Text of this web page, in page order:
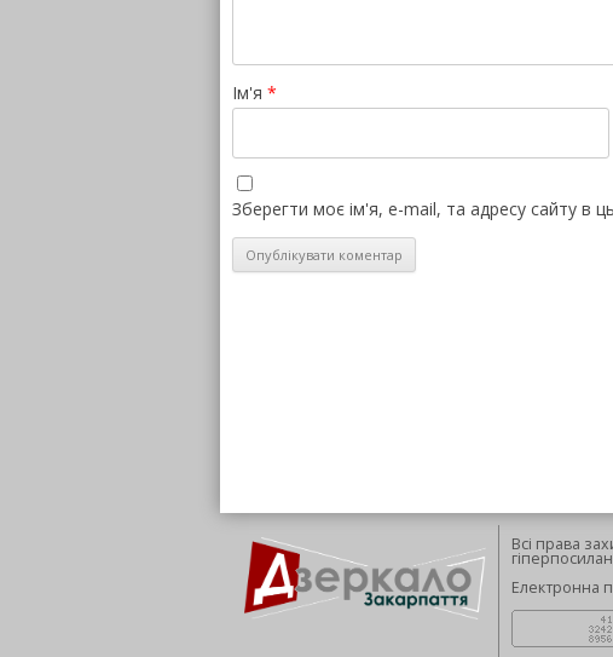
Ім'я *
Зберегти моє ім'я, e-mail, та адресу сайту в
Всі права
Електронна